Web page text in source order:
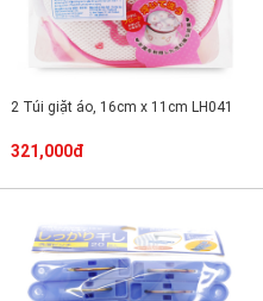
2 Túi giặt áo, 16cm x 11cm LH041
321,000đ